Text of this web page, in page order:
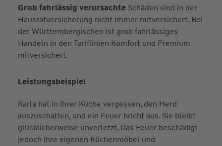
Grob fahrlässig verursachteSchäden sind in der
Hausratversicherung nicht immer mitversichert. Bei
der Württembergischen ist grob fahrlässiges
Handeln in den Tariflinien Komfort und Premium
mitversichert.
Leistungsbeispiel
Karla hat in ihrer Küche vergessen, den Herd
auszuschalten, und ein Feuer bricht aus. Sie bleibt
glücklicherweise unverletzt. Das Feuer beschädigt
jedoch ihre eigenen Küchenmöbel und